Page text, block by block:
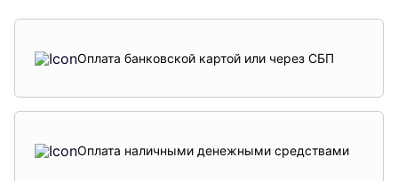
Оплата банковской картой или через СБП
Оплата наличными денежными средствами